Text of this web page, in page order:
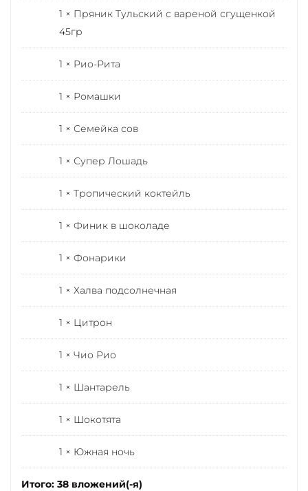
1 × Пряник Тульский с вареной сгущенкой
45гр
1 × Рио-Рита
1 × Ромашки
1 × Семейка сов
1 × Супер Лошадь
1 × Тропический коктейль
1 × Финик в шоколаде
1 × Фонарики
1 × Халва подсолнечная
1 × Цитрон
1 × Чио Рио
1 × Шантарель
1 × Шокотята
1 × Южная ночь
Итого: 38 вложений(-я)